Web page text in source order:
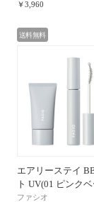
￥3,960
送料無料
エアリーステイ
ト UV(01 ピンク
ファシオ